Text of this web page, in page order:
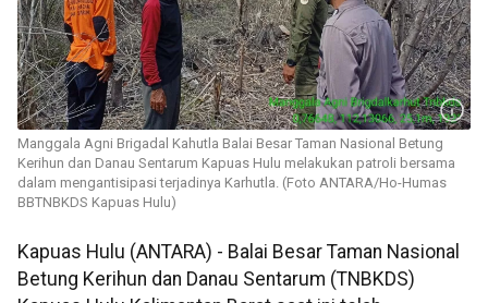
Manggala Agni Brigadal Kahutla Balai Besar Taman Nasional Betung
Kerihun dan Danau Sentarum Kapuas Hulu melakukan patroli bersama
dalam mengantisipasi terjadinya Karhutla. (Foto ANTARA/Ho-Humas
BBTNBKDS Kapuas Hulu)
Kapuas Hulu (ANTARA) - Balai Besar Taman Nasional
Betung Kerihun dan Danau Sentarum (TNBKDS)